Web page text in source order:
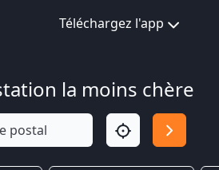
Téléchargez l'app
la moins chère